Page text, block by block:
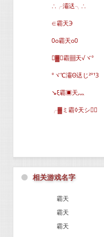
∴╭灞迗╮∴
∈霸天Э
0o霸天o0
▓∈霸▦天√ヾ°
°ヾ℃灞Θ迗じ²º¹3
↘ξ霸▣天灬
╭▓ミ霸◊天シ∈
⚫ 相关游戏名字
霸天
霸天
霸天